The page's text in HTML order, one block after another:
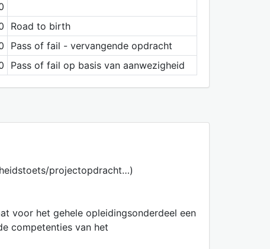
Road to birth
Pass of fail - vervangende opdracht
Pass of fail op basis van aanwezigheid
projectopdracht…)
voor het gehele opleidingsonderdeel een
competenties van het